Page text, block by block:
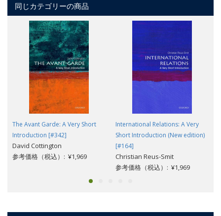
同じカテゴリーの商品
The Avant Garde: A Very Short
Introduction [#342]
David Cottington
参考価格（税込）: ¥1,969
International Relations: A Very
Short Introduction (New edition)
[#164]
Christian Reus-Smit
参考価格（税込）: ¥1,969